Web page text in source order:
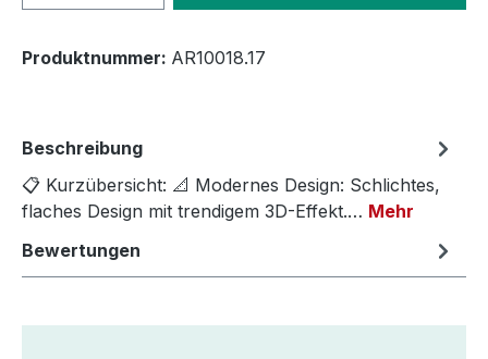
Produktnummer: AR10018.17
Beschreibung
📋 Kurzübersicht: 📐 Modernes Design: Schlichtes,
flaches Design mit trendigem 3D-Effekt.… Mehr
Bewertungen